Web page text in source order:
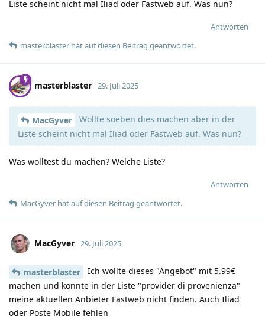
Liste scheint nicht mal Iliad oder Fastweb auf. Was nun?
Antworten
masterblaster hatauf diesen Beitrag geantwortet.
masterblaster 29. Juli 2025
MacGyver
Wollte soeben dies machen aber in der
Liste scheint nicht mal Iliad oder Fastweb auf. Was nun?
Was wolltest du machen? Welche Liste?
Antworten
MacGyver hatauf diesen Beitrag geantwortet.
MacGyver 29. Juli 2025
masterblaster
Ich wollte dieses "Angebot" mit 5.99€
machen und konnte in der Liste "provider di provenienza"
meine aktuellen Anbieter Fastweb nicht finden. Auch Iliad
oder Poste Mobile fehlen